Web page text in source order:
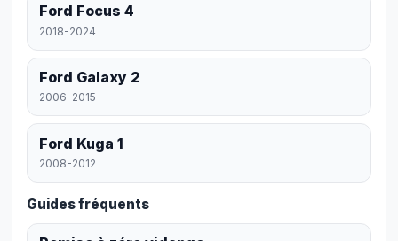
Ford Focus 4
2018-2024
Ford Galaxy 2
2006-2015
Ford Kuga 1
2008-2012
Guides fréquents